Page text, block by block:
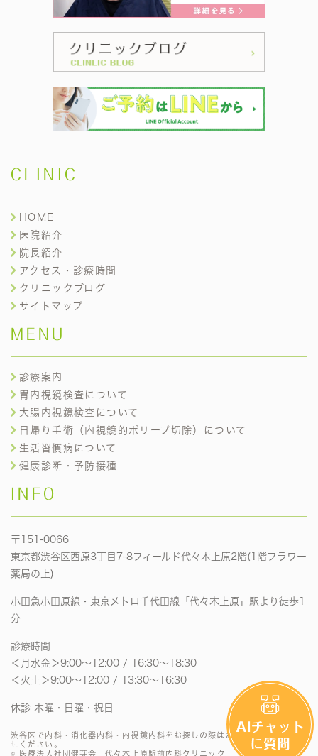
CLINIC
HOME
医院紹介
院長紹介
アクセス・診療時間
クリニックブログ
サイトマップ
MENU
診療案内
胃内視鏡検査について
大腸内視鏡検査について
日帰り手術（内視鏡的ポリープ切除）について
生活習慣病について
健康診断・予防接種
INFO
〒151-0066
東京都渋谷区西原3丁目7-8フィールド代々木上原2階(1階フラワー
薬局の上)
小田急小田原線・東京メトロ千代田線「代々木上原」駅より徒歩1
分
診療時間
＜月水金＞9:00〜12:00 / 16:30〜18:30
＜火土＞9:00〜12:00 / 13:30〜16:30
休診 木曜・日曜・祝日
渋谷区で内科・消化器内科・内視鏡内科をお探しの際はお気軽にお問い合わ
せください。
© 医療法人社団健芽会 代々木上原駅前内科クリニック